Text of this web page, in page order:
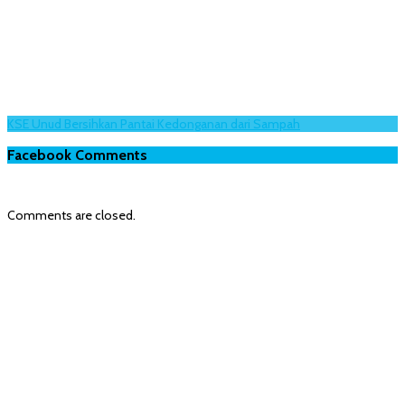
KSE Unud Bersihkan Pantai Kedonganan dari Sampah
Facebook Comments
Comments are closed.